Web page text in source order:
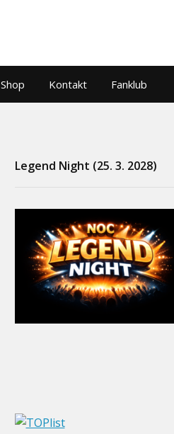
Shop Kontakt Fanklub
Legend Night (25. 3. 2028)